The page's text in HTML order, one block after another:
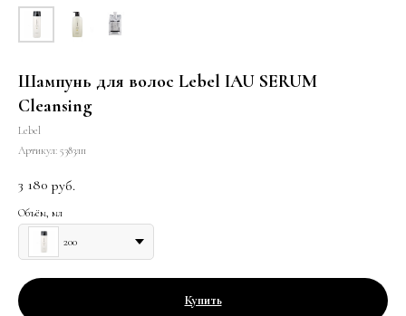
Шампунь для волос Lebel IAU SERUM
Cleansing
Lebel
Артикул: 5383лп
3 180 руб.
Объём, мл
200
Купить